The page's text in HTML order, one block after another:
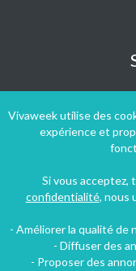
Vivaweek utilise des
expérience et
Si vous
confidentialité, nous
- Améliorer la qualité de
- Diffuser des
- Proposer des